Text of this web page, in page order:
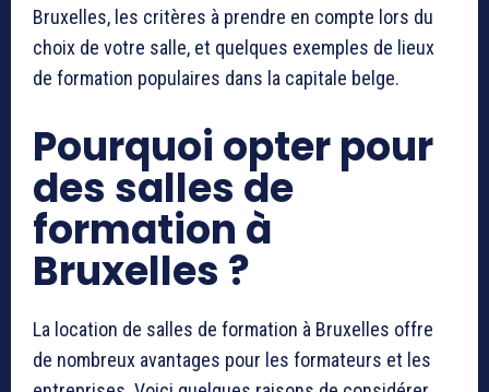
Bruxelles, les critères à prendre en compte lors du
choix de votre salle, et quelques exemples de lieux
de formation populaires dans la capitale belge.
Pourquoi opter pour
des salles de
formation à
Bruxelles ?
La location de salles de formation à Bruxelles offre
de nombreux avantages pour les formateurs et les